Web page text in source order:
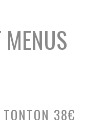
MENUS
38€